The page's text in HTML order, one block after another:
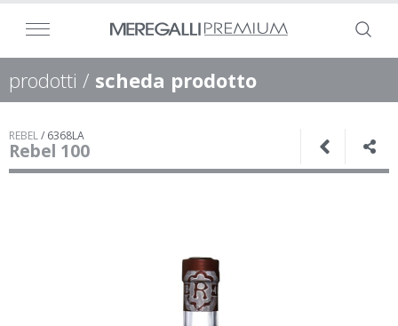
prodotti / scheda prodotto
REBEL/ 6368LA
Rebel 100